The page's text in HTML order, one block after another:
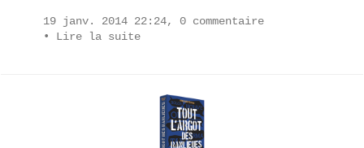
19 janv. 2014 22:24, 0 commentaire
• Lire la suite